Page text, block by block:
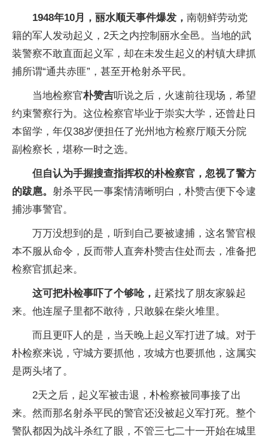
1948年10月，丽水顺天事件爆发， 南朝鲜劳动党
籍的军人发动起义，2天之内控制丽水全邑。当地的武
装警察不敢直面起义军，却在未发生起义的村镇大肆抓
捕所谓“通共赤匪”，甚至开枪射杀平民。
当地检察官朴赞吉听说之后，火速前往现场，希望
约束警察行为。这位检察官毕业于崇实大学，还曾赴日
本留学，年仅38岁便担任了光州地方检察厅顺天分院
副检察长，堪称一时之选。
但自认为手握搜查指挥权的朴检察官，忽视了警方
的跋扈。 射杀平民一事案情清晰明白，朴赞吉便下令逮
捕涉事警官。
万万没想到的是，听到自己要被逮捕，这名警官根
本不服从命令，反而带人直奔朴赞吉住处而去，准备把
检察官抓起来。
这可把朴检事吓了个够呛， 赶紧找了朋友家躲起
来。他连屋子里都不敢待，只敢躲在柴火堆里。
而且更吓人的是，当天晚上起义军打进了城。对于
朴检察来说，守城方要抓他，攻城方也要抓他，这属实
是两头堵了。
2天之后，起义军被击退，朴检察被同事接了出
来。然而那名射杀平民的警官还没被起义军打死。整个
警队都因为战斗杀红了眼，不管三七二十一开始在城里